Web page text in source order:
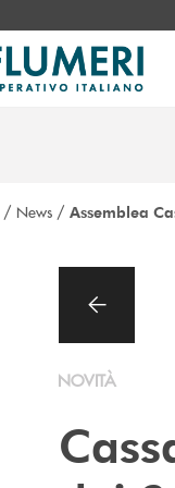
/ News / Assemblea
NOVITÀ